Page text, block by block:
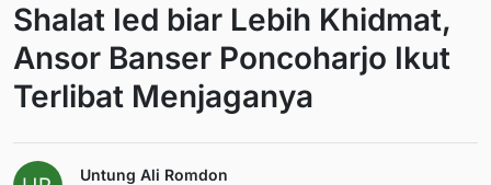
Shalat Ied biar Lebih Khidmat,
Ansor Banser Poncoharjo Ikut
Terlibat Menjaganya
Untung Ali Romdon